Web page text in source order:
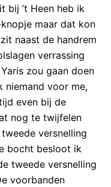
bij ’t Heen heb ik
maar dat kon
naast de handrem
verrassing
zou gaan doen
niemand voor me,
even bij de
nog te twijfelen
versnelling
bocht besloot ik
tweede versnelling
voorbanden